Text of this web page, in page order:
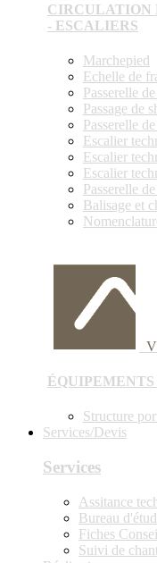
CIRCULATION
- ESCALIERS
Marchepied
Echelle de
Passerelle
Passage de
Passerelle
Escalier
Escalier
Escalier
Passerelle
Balisage et
Structure
Services/Devis
Services
Assitance
Bureau
Fiches
Suivi de